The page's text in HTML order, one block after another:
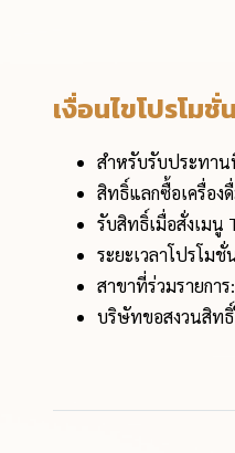
เงื่อนไขโปรโมชั่น
สำหรับรับประทา
สิทธิ์แลกซื้อเครื่อง
รับสิทธิ์เมื่อสั่งเมนู
ระยะเวลาโปรโม
สาขาที่ร่วมรายกา
บริษัทขอสงวนสิทธิ์